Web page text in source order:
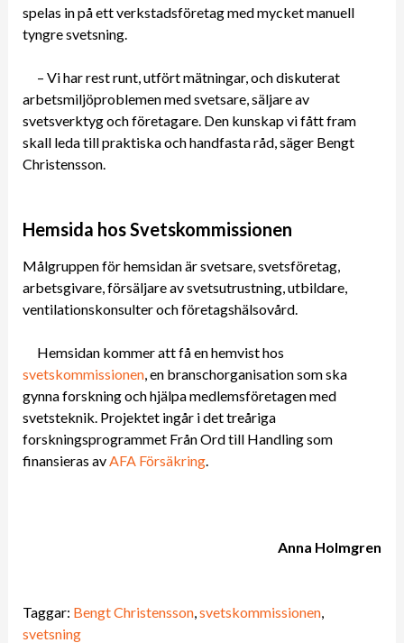
spelas in på ett verkstadsföretag med mycket manuell
tyngre svetsning.
– Vi har rest runt, utfört mätningar, och diskuterat
arbetsmiljöproblemen med svetsare, säljare av
svetsverktyg och företagare. Den kunskap vi fått fram
skall leda till praktiska och handfasta råd, säger Bengt
Christensson.
Hemsida hos Svetskommissionen
Målgruppen för hemsidan är svetsare, svetsföretag,
arbetsgivare, försäljare av svetsutrustning, utbildare,
ventilationskonsulter och företagshälsovård.
Hemsidan kommer att få en hemvist hos
svetskommissionen, en branschorganisation som ska
gynna forskning och hjälpa medlemsföretagen med
svetsteknik. Projektet ingår i det treåriga
forskningsprogrammet Från Ord till Handling som
finansieras av AFA Försäkring.
Anna Holmgren
Taggar: Bengt Christensson, svetskommissionen,
svetsning